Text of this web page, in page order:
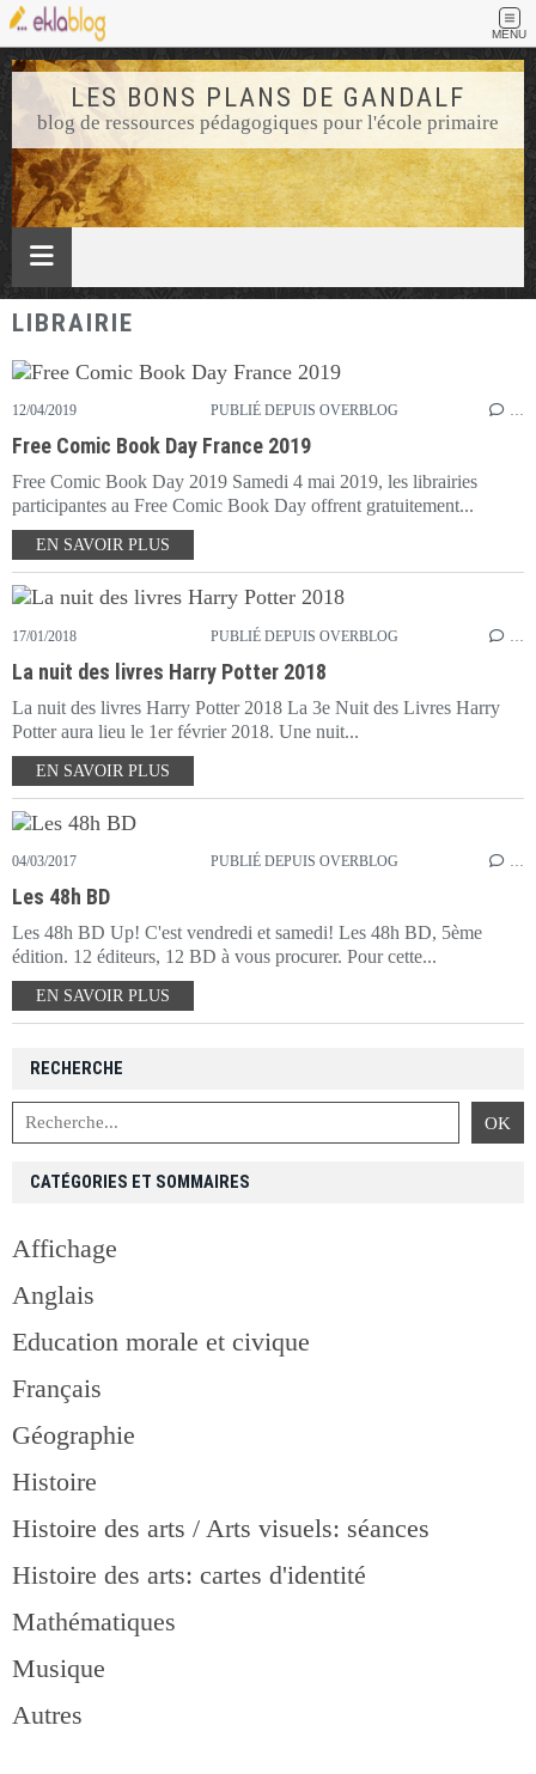
MENU
LES BONS PLANS DE GANDALF
blog de ressources pédagogiques pour l'école primaire
LIBRAIRIE
12/04/2019 PUBLIÉ DEPUIS OVERBLOG …
Free Comic Book Day France 2019
Free Comic Book Day 2019 Samedi 4 mai 2019, les librairies
participantes au Free Comic Book Day offrent gratuitement...
EN SAVOIR PLUS
17/01/2018 PUBLIÉ DEPUIS OVERBLOG
La nuit des livres Harry Potter 2018
La nuit des livres Harry Potter 2018 La 3e Nuit des Livres Harry
Potter aura lieu le 1er février 2018. Une nuit...
EN SAVOIR PLUS
04/03/2017 PUBLIÉ DEPUIS OVERBLOG …
Les 48h BD
Les 48h BD Up! C'est vendredi et samedi! Les 48h BD, 5ème
édition. 12 éditeurs, 12 BD à vous procurer. Pour cette...
EN SAVOIR PLUS
RECHERCHE
CATÉGORIES ET SOMMAIRES
Affichage
Anglais
Education morale et civique
Français
Géographie
Histoire
Histoire des arts / Arts visuels: séances
Histoire des arts: cartes d'identité
Mathématiques
Musique
Autres